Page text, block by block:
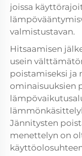
joissa
valmistustavan.
Hitsaamisen
usein
poistamiseksi ja
ominaisuuksien
Jännitysten
menettelyn on